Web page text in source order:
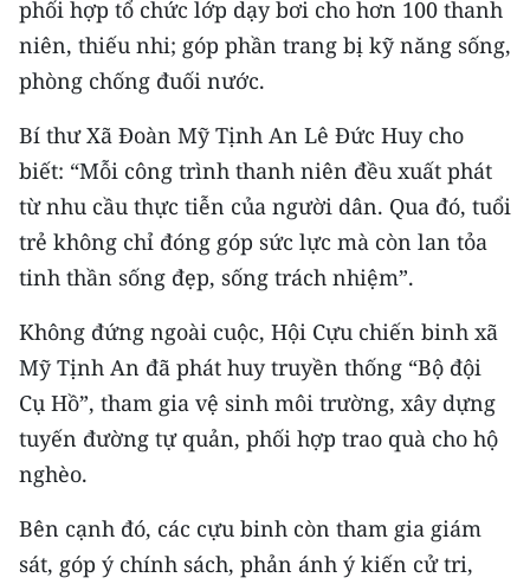
phối hợp tổ chức lớp dạy bơi cho hơn 100 thanh
niên, thiếu nhi; góp phần trang bị kỹ năng sống,
phòng chống đuối nước.
Bí thư Xã Đoàn Mỹ Tịnh An Lê Đức Huy cho
biết: “Mỗi công trình thanh niên đều xuất phát
từ nhu cầu thực tiễn của người dân. Qua đó, tuổi
trẻ không chỉ đóng góp sức lực mà còn lan tỏa
tinh thần sống đẹp, sống trách nhiệm”.
Không đứng ngoài cuộc, Hội Cựu chiến binh xã
Mỹ Tịnh An đã phát huy truyền thống “Bộ đội
Cụ Hồ”, tham gia vệ sinh môi trường, xây dựng
tuyến đường tự quản, phối hợp trao quà cho hộ
nghèo.
Bên cạnh đó, các cựu binh còn tham gia giám
sát, góp ý chính sách, phản ánh ý kiến cử tri,